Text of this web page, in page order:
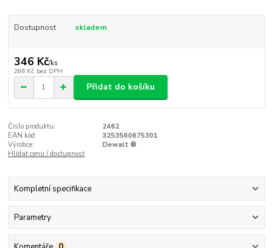
Dostupnost skladem
346 Kč/ks
286 Kč bez DPH
Přidat do košíku
Číslo produktu:
2462
EAN kód:
3253560675301
Výrobce:
Dewalt ®
Hlídat cenu / dostupnost
Kompletní specifikace
Parametry